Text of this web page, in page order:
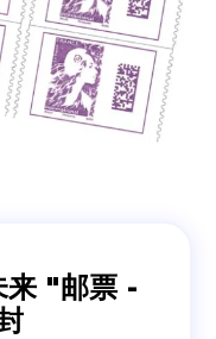
来 "邮票 -